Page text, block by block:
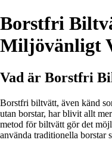
Borstfri
Miljövänligt
Vad är Borstfri
Borstfri biltvätt, även känd
utan borstar, har blivit allt
metod för biltvätt gör det
använda traditionella borstar